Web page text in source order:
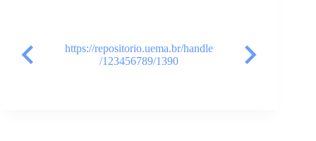
https://repositorio.uema.br/handle
/123456789/1390